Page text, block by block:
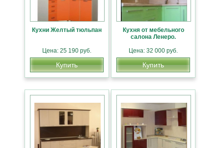
Кухни Желтый тюльпан
Цена: 25 190 руб.
Купить
Кухня от мебельного
салона Ленеро.
Цена: 32 000 руб.
Купить